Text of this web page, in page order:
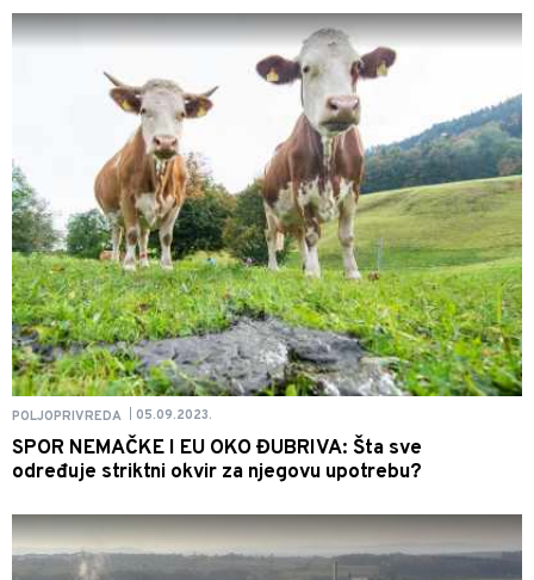
POLJOPRIVREDA 05.09.2023.
SPOR NEMAČKE I EU OKO ĐUBRIVA: Šta sve
određuje striktni okvir za njegovu upotrebu?